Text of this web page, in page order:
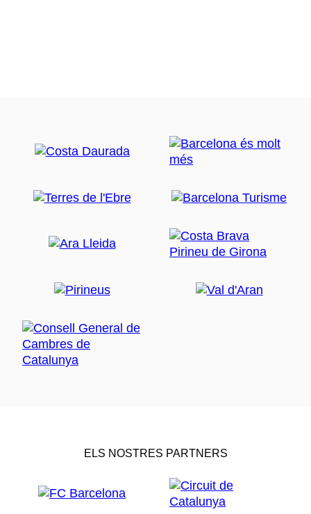
ELS NOSTRES PARTNERS